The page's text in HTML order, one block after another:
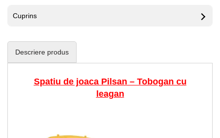
Cuprins
Descriere produs
Spatiu de joaca Pilsan – Tobogan cu
leagan